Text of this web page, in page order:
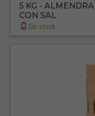
5 KG -
CON SAL
Sin stock